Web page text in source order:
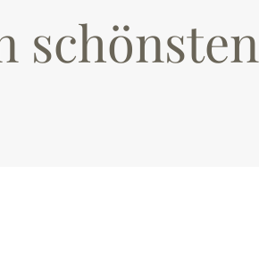
schönsten